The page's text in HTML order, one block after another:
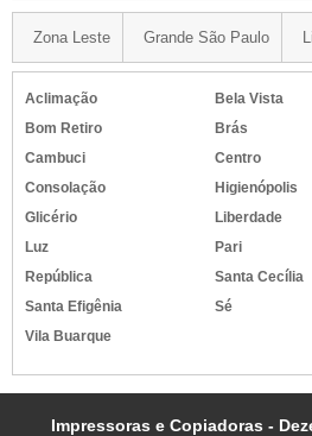
Zona Leste Grande São Paulo
Aclimação
Bela Vista
Bom Retiro
Brás
Cambuci
Centro
Consolação
Higienópolis
Glicério
Liberdade
Luz
Pari
República
Santa Cecília
Santa Efigênia
Sé
Vila Buarque
Impressoras e Copiadoras -